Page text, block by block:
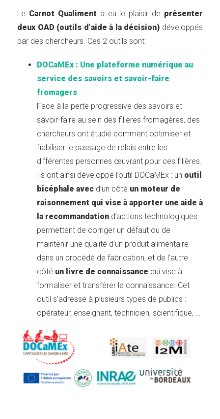
Le Carnot Qualiment a eu le plaisir de présenter
deux OAD (outils d’aide à la décision) développés
par des chercheurs. Ces 2 outils sont:
DOCaMEx : Une plateforme numérique au
service des savoirs et savoir-faire
fromagers
Face à la perte progressive des savoirs et
savoir-faire au sein des filières fromagères, des
chercheurs ont étudié comment optimiser et
fiabiliser le passage de relais entre les
différentes personnes œuvrant pour ces filières.
Ils ont ainsi développé l’outil DOCaMEx : un outil
bicéphale avec d’un côté un moteur de
raisonnement qui vise à apporter une aide à
la recommandation d’actions technologiques
permettant de corriger un défaut ou de
maintenir une qualité d’un produit alimentaire
dans un procédé de fabrication, et de l’autre
côté un livre de connaissance qui vise à
formaliser et transférer la connaissance. Cet
outil s’adresse à plusieurs types de publics :
opérateur, enseignant, technicien, scientifique, …